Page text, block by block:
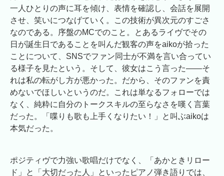
一人ひとりの声に耳を傾け、表情を確認し、会話を展開
させ、笑いにつなげていく。この技術が異次元のすごさ
なのである。序盤のMCでのこと。とあるライヴでその
日が誕生日であることを叫んだ観客の声をaikoが拾った
ことについて、SNSでファン同士が不満を言い合ってい
る様子を見たという。そして、彼女はこう言った――そ
れは私の転がし方が悪かった。だから、そのファンを責
めないでほしいというのだ。これは単なるフォローでは
なく、純粋に自分のトークスキルの至らなさを嘆く言葉
だった。「喋りも歌も上手くなりたい！」と叫ぶaikoは
本気だった。
ポジティヴで力強い歌唱だけでなく、「あかときリロー
ド」と「大切だった人」といったピアノ弾き語りでは、